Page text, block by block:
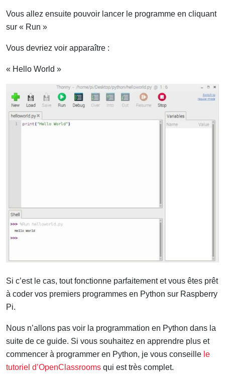
Vous allez ensuite pouvoir lancer le programme en cliquant
sur « Run »
Vous devriez voir apparaître :
« Hello World »
Si c’est le cas, tout fonctionne parfaitement et vous êtes prêt
à coder vos premiers programmes en Python sur Raspberry
Pi.
Nous n’allons pas voir la programmation en Python dans la
suite de ce guide. Si vous souhaitez en apprendre plus et
commencer à programmer en Python, je vous conseille le
tutoriel d’OpenClassrooms qui est très complet.